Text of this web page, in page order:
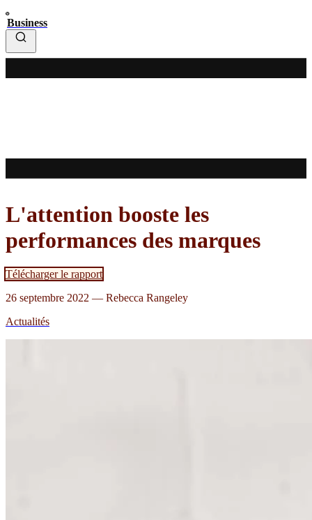
Business
L'attention booste les
performances des marques
Télécharger le rapport
26 septembre 2022 — Rebecca Rangeley
Actualités